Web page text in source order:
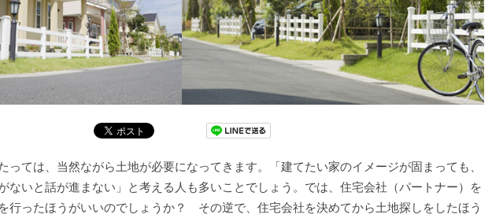
っては、当然ながら土地が必要になってきます。「建てたい家のイメージが固まっても、
ないと話が進まない」と考える人も多いことでしょう。では、住宅会社（パートナー）を
行ったほうがいいのでしょうか？ その逆で、住宅会社を決めてから土地探しをしたほう